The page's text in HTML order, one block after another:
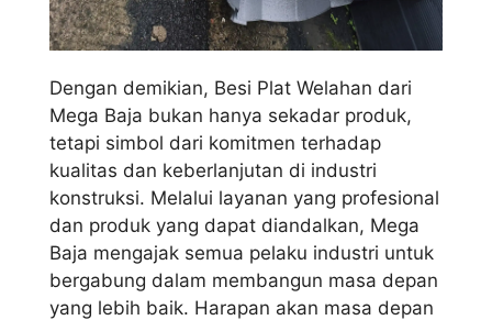
Dengan demikian, Besi Plat Welahan dari
Mega Baja bukan hanya sekadar produk,
tetapi simbol dari komitmen terhadap
kualitas dan keberlanjutan di industri
konstruksi. Melalui layanan yang profesional
dan produk yang dapat diandalkan, Mega
Baja mengajak semua pelaku industri untuk
bergabung dalam membangun masa depan
yang lebih baik. Harapan akan masa depan